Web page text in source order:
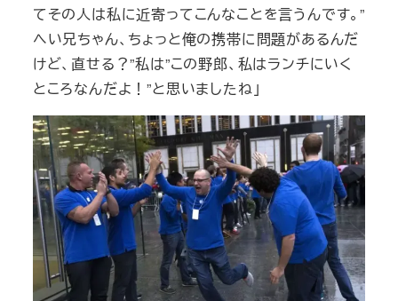
てその人は私に近寄ってこんなことを言うんです。”
へい兄ちゃん、ちょっと俺の携帯に問題があるんだ
けど、直せる？”私は”この野郎、私はランチにいく
ところなんだよ！”と思いましたね」